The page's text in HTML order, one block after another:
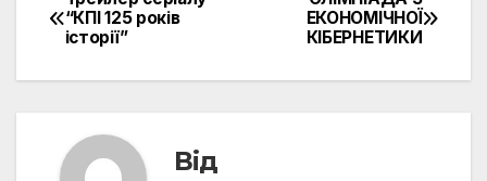
Навігація
записів
ЕКОНОМІЧНОЇ
КІБЕРНЕТИКИ
“КПІ 125 років
історії”
Від